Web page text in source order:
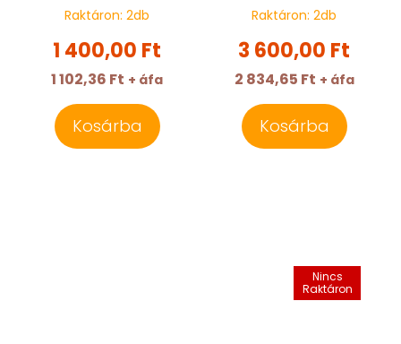
Raktáron: 2db
1 400,00 Ft
1 102,36 Ft + áfa
Kosárba
Raktáron: 2db
3 600,00 Ft
2 834,65 Ft + áfa
Kosárba
Nincs
Raktáron